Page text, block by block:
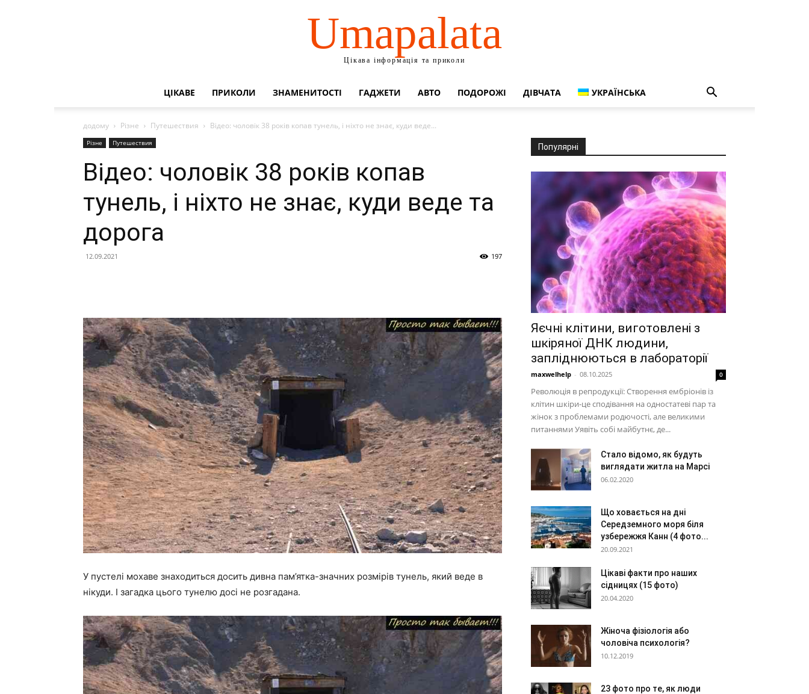
Umapalata
Цікава інформація та приколи
ЦІКАВЕ ПРИКОЛИ ЗНАМЕНИТОСТІ ГАДЖЕТИ АВТО ПОДОРОЖІ ДІВЧАТА УКРАЇНСЬКА
додому Різне Путешествия Відео: чоловік 38 років копав тунель, і ніхто не знає, куди веде...
Різне Путешествия
Відео: чоловік 38 років копав
тунель, і ніхто не знає, куди веде та
дорога
12.09.2021 197
У пустелі мохаве знаходиться досить дивна пам’ятка-значних розмірів тунель, який веде в
нікуди. І загадка цього тунелю досі не розгадана.
Популярні
Яєчні клітини, виготовлені з
шкіряної ДНК людини,
запліднюються в лабораторії
maxwelhelp - 08.10.2025 0
Революція в репродукції: Створення ембріонів із
клітин шкіри-це сподівання на одностатеві пар та
жінок з проблемами родючості, але великими
питаннями Уявіть собі майбутнє, де...
Стало відомо, як будуть
виглядати житла на Марсі
06.02.2020
Що ховається на дні
Середземного моря біля
узбережжя Канн (4 фото...
20.09.2021
Цікаві факти про наших
сідницях (15 фото)
20.04.2020
Жіноча фізіологія або
чоловіча психологія?
10.12.2019
23 фото про те, як люди